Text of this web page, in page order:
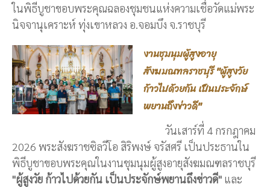
ในพิธีบูชาขอบพระคุณฉลองชุมชนแห่งความเชื่อวัดแม่พระ
นิจจานุเคราะห์ ทุ่งเขาหลวง อ.จอมบึง จ.ราชบุรี
งานชุมนุมผู้สูงอายุ
สังฆมณฑลราชบุรี "ผู้สูงวัย
ก้าวไปด้วยกัน เป็นประจักษ์
พยานถึงข่าวดี"
วันเสาร์ที่ 4 กรกฎาคม
2026 พระสังฆราชซิลวีโอ สิริพงษ์ จรัสศรี เป็นประธานใน
พิธีบูชาขอบพระคุณในงานชุมนุมผู้สูงอายุสังฆมณฑลราชบุรี
"ผู้สูงวัย ก้าวไปด้วยกัน เป็นประจักษ์พยานถึงข่าวดี" และ